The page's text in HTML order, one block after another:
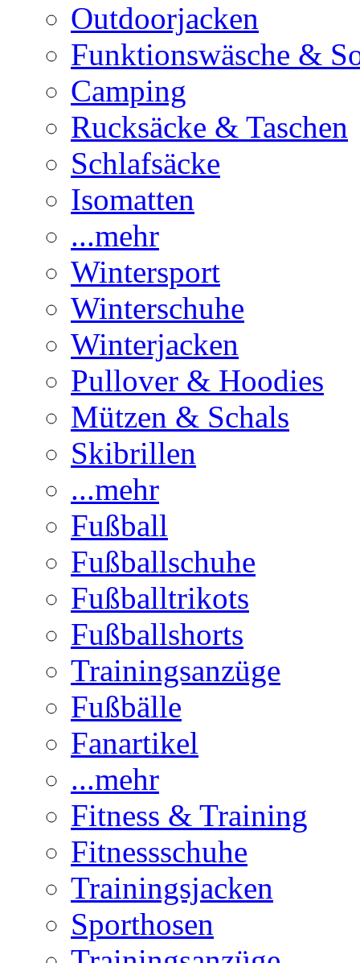
Outdoorjacken
Funktionswäsche &
Camping
Rucksäcke & Taschen
Schlafsäcke
Isomatten
...mehr
Wintersport
Winterschuhe
Winterjacken
Pullover & Hoodies
Mützen & Schals
Skibrillen
...mehr
Fußball
Fußballschuhe
Fußballtrikots
Fußballshorts
Trainingsanzüge
Fußbälle
Fanartikel
...mehr
Fitness & Training
Fitnessschuhe
Trainingsjacken
Sporthosen